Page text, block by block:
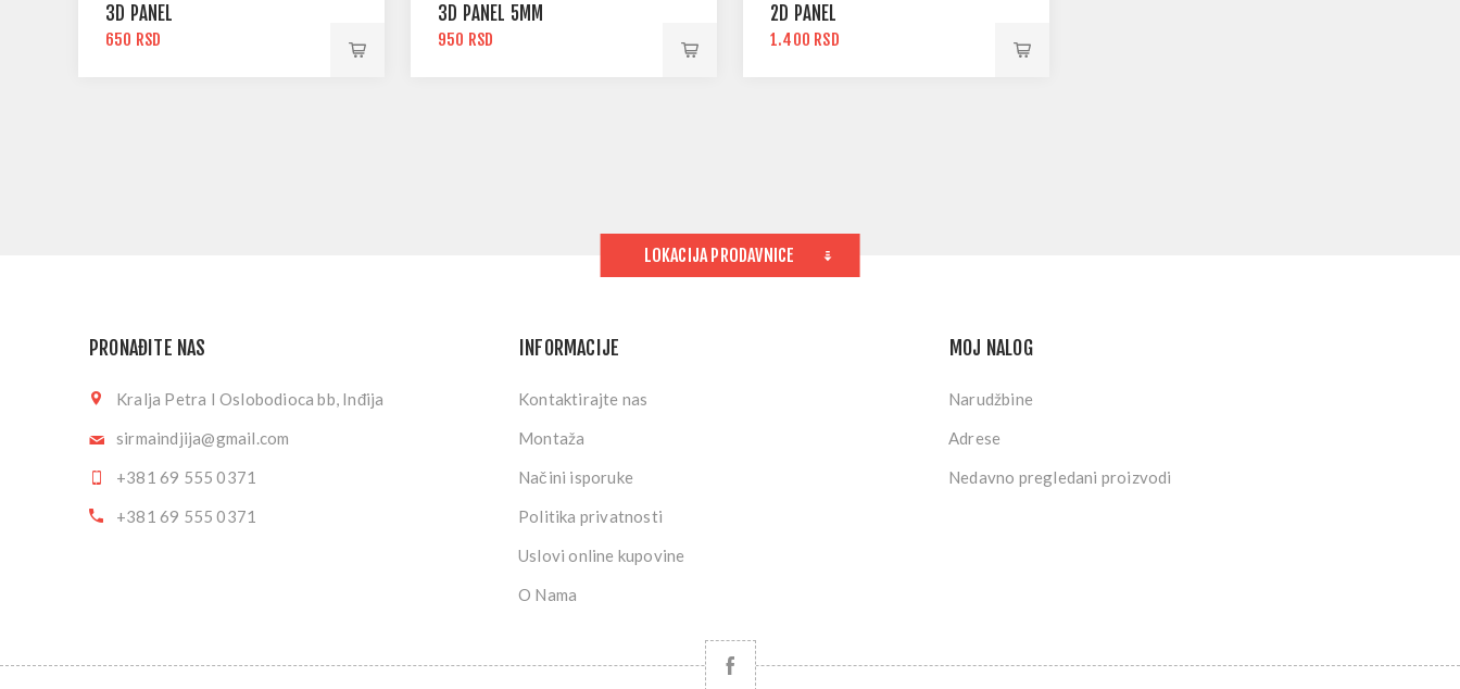
3D PANEL
650 RSD
3D PANEL 5MM
950 RSD
2D PANEL
1.400 RSD
LOKACIJA PRODAVNICE
PRONAĐITE NAS
Kralja Petra I Oslobodioca bb, Inđija
sirmaindjija@gmail.com
+381 69 555 0371
+381 69 555 0371
INFORMACIJE
Kontaktirajte nas
Montaža
Načini isporuke
Politika privatnosti
Uslovi online kupovine
O Nama
MOJ NALOG
Narudžbine
Adrese
Nedavno pregledani proizvodi